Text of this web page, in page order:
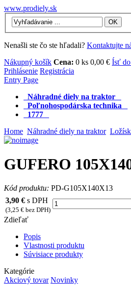
www.prodiely.sk
OK
Nenašli ste čo ste hľadali? Kontaktujte
Nákupný košík Cena: 0 ks 0,00 € Ísť
Prihlásenie Registrácia
Entry Page
Náhradné diely na traktor
Poľnohospodárska technika
1777
Home Náhradné diely na traktor
GUFERO
Kód produktu: PD-G105X140X13
3,90 € s DPH
(3,25 € bez DPH)
Zdieľať
Popis
Vlastnosti produktu
Súvisiace produkty
Kategórie
Akciový tovar Novinky